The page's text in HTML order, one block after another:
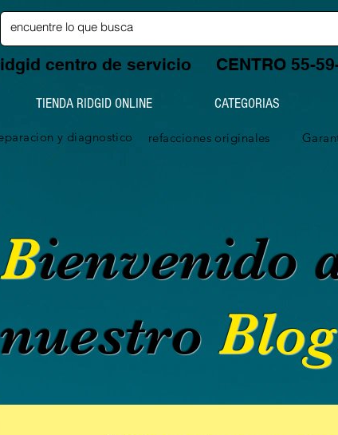
centro de servicio CENTRO 55-
TIENDA RIDGID ONLINE CATEGORIAS
y diagnostico refacciones originales
Bienvenido
nuestro Blog